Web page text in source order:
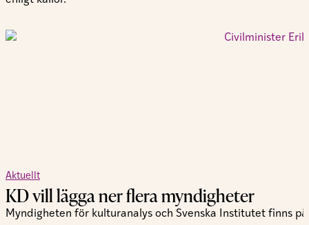
Aktuellt
KD vill lägga ner flera myndigheter
Myndigheten för kulturanalys och Svenska Institutet finns